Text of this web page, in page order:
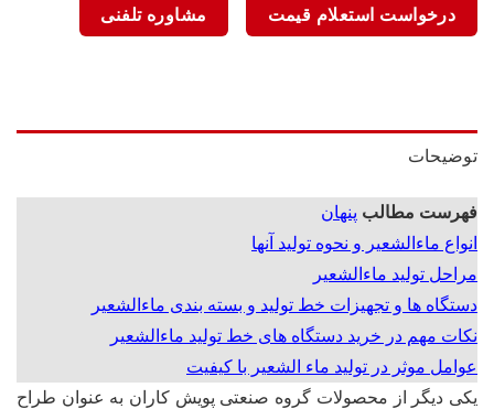
درخواست استعلام قیمت مشاوره تلفنی
توضیحات
فهرست مطالب پنهان
انواع ماءالشعیر و نحوه تولید آنها
مراحل تولید ماءالشعیر
دستگاه ها و تجهیزات خط تولید و بسته بندی ماءالشعیر
نکات مهم در خرید دستگاه های خط تولید ماءالشعیر
عوامل موثر در تولید ماء الشعیر با کیفیت
یکی دیگر از محصولات گروه صنعتی پویش کاران به عنوان طراح